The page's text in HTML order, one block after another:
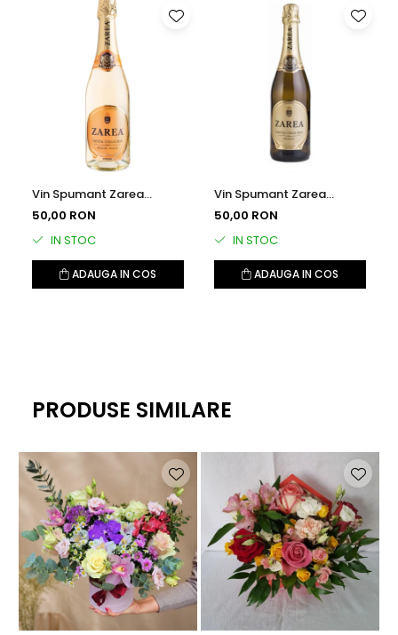
Vin Spumant Zarea
Crystal Collection, Alb
50,00 RON
IN STOC
ADAUGA IN COS
Vin Spumant Zarea
Crystal Collection, Alb
50,00 RON
IN STOC
ADAUGA IN COS
PRODUSE SIMILARE